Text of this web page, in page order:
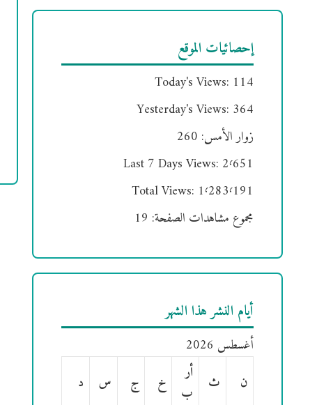
إحصائيات الموقع
Today's Views: 114
Yesterday's Views: 364
زوار الأمس: 260
Last 7 Days Views: 2٬651
Total Views: 1٬283٬191
مجموع مشاهدات الصفحة: 19
أيام النشر هذا الشهر
أغسطس 2026
ن
ث
أر
ب
خ ج س
د